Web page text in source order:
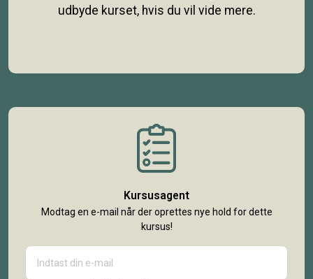
udbyde kurset, hvis du vil vide mere.
Kursusagent
Modtag en e-mail når der oprettes nye hold for dette
kursus!